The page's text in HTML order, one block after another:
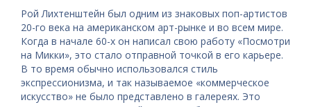
Рой Лихтенштейн был одним из знаковых поп-артистов
20-го века на американском арт-рынке и во всем мире.
Когда в начале 60-х он написал свою работу «Посмотри
на Микки», это стало отправной точкой в ​​его карьере.
В то время обычно использовался стиль
экспрессионизма, и так называемое «коммерческое
искусство» не было представлено в галереях. Это